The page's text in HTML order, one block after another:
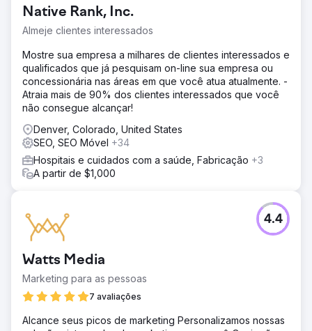
A marca foi consistentemente citada pelo ChatGPT em
consultas relevantes do setor em menos de 90 dias. Foi
destaque nos Panoramas de IA do Google para 12 das
nas respostas de IA aumentou de 0% para 34% em sua
categoria. Houve um aumento de 28% nos leads
qualificados atribuídos ao tráfego de referência de
plataformas de IA generativa. Posicionada como líder do
setor no novo ecossistema de buscas.
Ir para a página da agência
Native Rank, Inc.
Almeje clientes interessados
Mostre sua empresa a milhares de clientes interessados e
qualificados que já pesquisam on-line sua empresa ou
concessionária nas áreas em que você atua atualmente. -
Atraia mais de 90% dos clientes interessados que você
não consegue alcançar!
Denver, Colorado, United States
SEO, SEO Móvel +34
Hospitais e cuidados com a saúde, Fabricação +3
A partir de $1,000
Watts Media
Marketing para as pessoas
7 avaliações
4.4
Alcance seus picos de marketing Personalizamos nossas